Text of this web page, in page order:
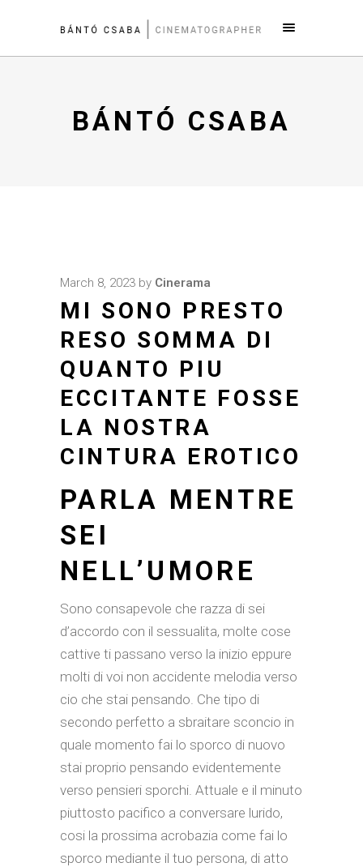
BÁNTÓ CSABA
March 8, 2023 by Cinerama
MI SONO PRESTO
RESO SOMMA DI
QUANTO PIU
ECCITANTE FOSSE
LA NOSTRA
CINTURA EROTICO
PARLA MENTRE
SEI
NELL’UMORE
Sono consapevole che razza di sei
d’accordo con il sessualita, molte cose
cattive ti passano verso la inizio eppure
molti di voi non accidente melodia verso
cio che stai pensando. Che tipo di
secondo perfetto a sbraitare sconcio in
quale momento fai lo sporco di nuovo
stai proprio pensando evidentemente
verso pensieri sporchi. Attuale e il minuto
piuttosto pacifico a conversare lurido,
cosi la prossima acrobazia come fai lo
sporco mediante il tuo persona, di atto